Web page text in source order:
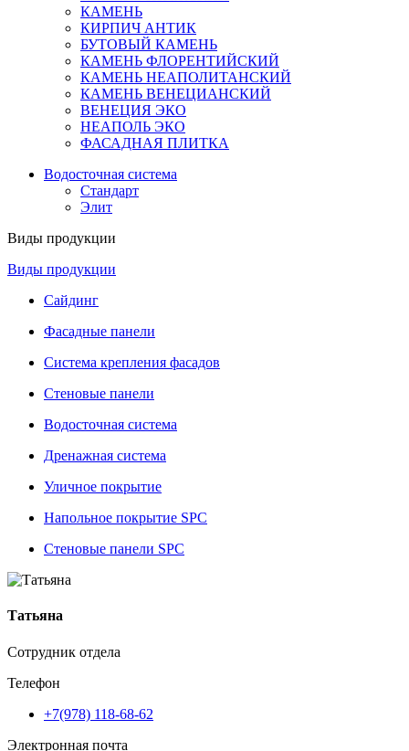
КАМЕНЬ
КИРПИЧ АНТИК
БУТОВЫЙ КАМЕНЬ
КАМЕНЬ ФЛОРЕНТИЙСКИЙ
КАМЕНЬ НЕАПОЛИТАНСКИЙ
КАМЕНЬ ВЕНЕЦИАНСКИЙ
ВЕНЕЦИЯ ЭКО
НЕАПОЛЬ ЭКО
ФАСАДНАЯ ПЛИТКА
Водосточная система
Стандарт
Элит
Виды продукции
Виды продукции
Сайдинг
Фасадные панели
Система крепления фасадов
Стеновые панели
Водосточная система
Дренажная система
Уличное покрытие
Напольное покрытие SPC
Стеновые панели SPC
Татьяна
Сотрудник отдела
Телефон
+7(978) 118-68-62
Электронная почта